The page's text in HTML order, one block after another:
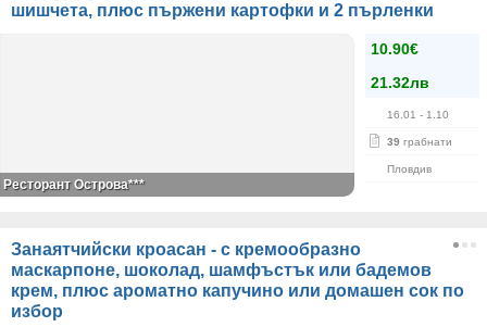
шишчета, плюс пържени картофки и 2 пърленки
10.90€
21.32лв
16.01 - 1.10
39 грабнати
Пловдив
Ресторант Острова***
Занаятчийски кроасан - с кремообразно
маскарпоне, шоколад, шамфъстък или бадемов
крем, плюс ароматно капучино или домашен сок по
избор